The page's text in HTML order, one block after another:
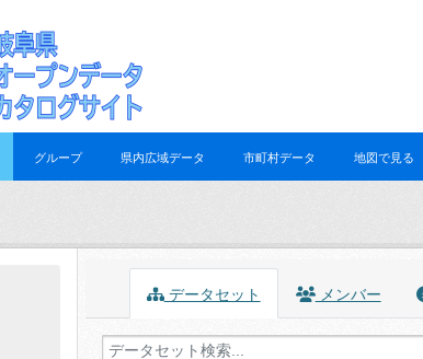
グループ 県内広域データ 市町村データ 地図で見る
データセット メンバー